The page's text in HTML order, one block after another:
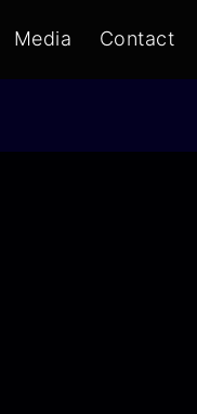
Media Contact